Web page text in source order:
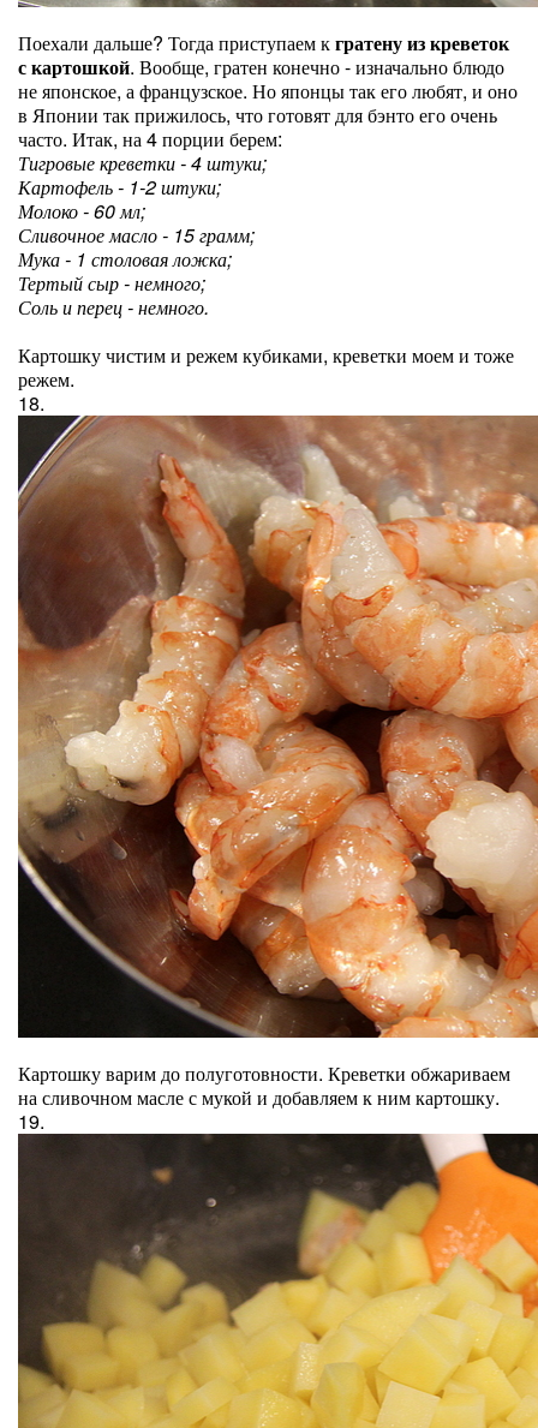
Поехали дальше? Тогда приступаем кгратену из креветок
с картошкой. Вообще, гратен конечно - изначально блюдо
не японское, а французское. Но японцы так его любят, и оно
в Японии так прижилось, что готовят для бэнто его очень
часто. Итак, на 4 порции берем:
Тигровые креветки - 4 штуки;
Картофель - 1-2 штуки;
Молоко - 60 мл;
Сливочное масло - 15 грамм;
Мука - 1 столовая ложка;
Тертый сыр - немного;
Соль и перец - немного.
Картошку чистим и режем кубиками, креветки моем и тоже
режем.
18.
Картошку варим до полуготовности. Креветки обжариваем
на сливочном масле с мукой и добавляем к ним картошку.
19.